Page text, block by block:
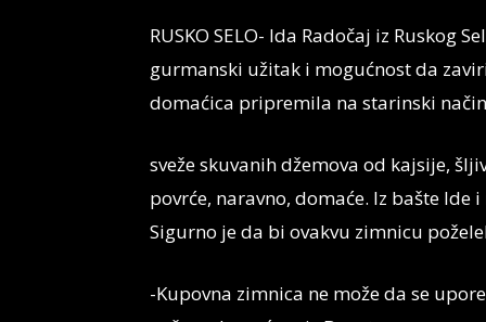
RUSKO SELO- Ida Radočaj iz
gurmanski užitak i mogućnost da
domaćica pripremila na starinski
sveže skuvanih džemova od kajsije,
povrće, naravno, domaće. Iz bašte Ide
Sigurno je da bi ovakvu zimnicu
-Kupovna zimnica ne može da se